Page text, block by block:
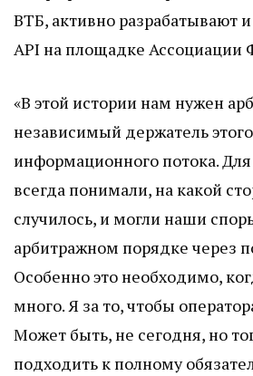
ВТБ, активно разрабатывают
API на площадке Ассоциации
«В этой истории нам нужен
независимый держатель этого
информационного потока.
всегда понимали, на какой
случилось, и могли наши
арбитражном порядке через
Особенно это необходимо,
много. Я за то, чтобы
Может быть, не сегодня, но
подходить к полному